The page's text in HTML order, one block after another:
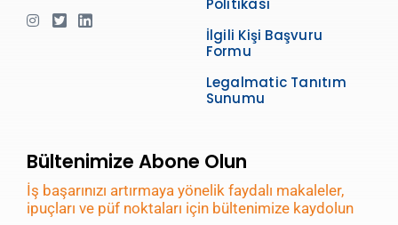
Politikası
İlgili Kişi Başvuru
Formu
Legalmatic Tanıtım
Sunumu
Bültenimize Abone Olun
İş başarınızı artırmaya yönelik faydalı makaleler,
ipuçları ve püf noktaları için bültenimize kaydolun